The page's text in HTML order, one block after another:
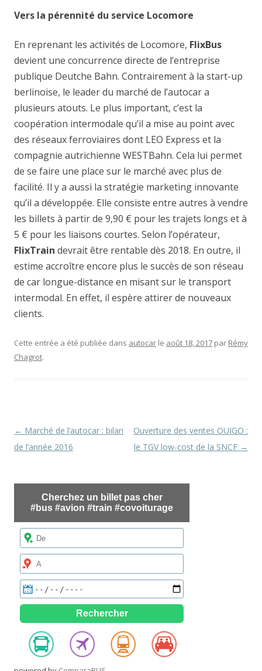
Vers la pérennité du service Locomore
En reprenant les activités de Locomore, FlixBus
devient une concurrence directe de l’entreprise
publique Deutche Bahn. Contrairement à la start-up
berlinoise, le leader du marché de l’autocar a
plusieurs atouts. Le plus important, c’est la
coopération intermodale qu’il a mise au point avec
des réseaux ferroviaires dont LEO Express et la
compagnie autrichienne WESTBahn. Cela lui permet
de se faire une place sur le marché avec plus de
facilité. Il y a aussi la stratégie marketing innovante
qu’il a développée. Elle consiste entre autres à vendre
les billets à partir de 9,90 € pour les trajets longs et à
5 € pour les liaisons courtes. Selon l’opérateur,
FlixTrain devrait être rentable dès 2018. En outre, il
estime accroître encore plus le succès de son réseau
de car longue-distance en misant sur le transport
intermodal. En effet, il espère attirer de nouveaux
clients.
Cette entrée a été publiée dans autocar le août 18, 2017 par Rémy
Chagrot.
Navigation
des
← Marché de l’autocar : bilan
de l’année 2016
Ouverture des ventes OUIGO :
le TGV low-cost de la SNCF →